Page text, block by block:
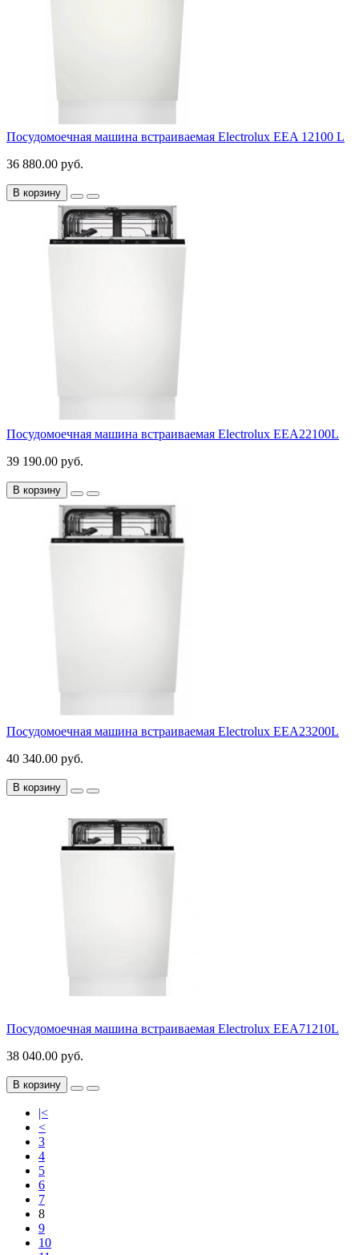
Посудомоечная машина встраиваемая Electrolux EEA 12100 L
36 880.00 руб.
В корзину
Посудомоечная машина встраиваемая Electrolux EEA22100L
39 190.00 руб.
В корзину
Посудомоечная машина встраиваемая Electrolux EEA23200L
40 340.00 руб.
В корзину
Посудомоечная машина встраиваемая Electrolux EEA71210L
38 040.00 руб.
В корзину
|<
<
3
4
5
6
7
8
9
10